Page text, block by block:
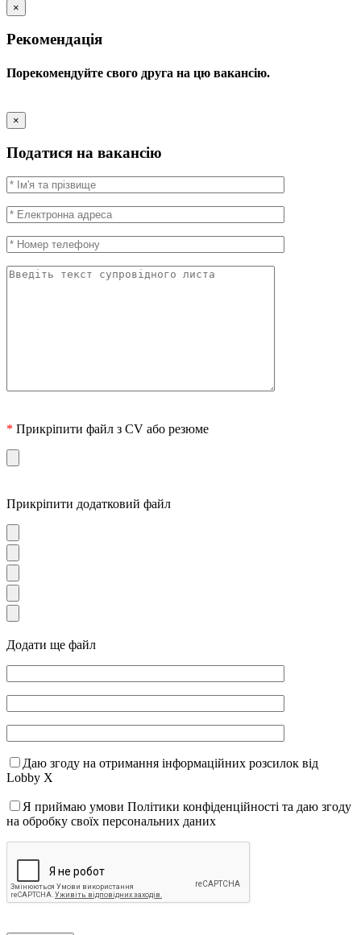
×
Рекомендація
Порекомендуйте свого друга на цю вакансію.
×
Податися на вакансію
* Прикріпити файл з CV або резюме
Прикріпити додатковий файл
Додати ще файл
Даю згоду на отримання інформаційних розсилок від
Lobby X
Я приймаю умови Політики конфіденційності та даю згоду
на обробку своїх персональних даних